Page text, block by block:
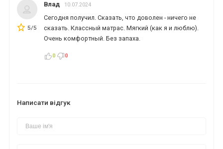
5/5
Влад 10.07.2024
Сегодня получил. Сказать, что доволен - ничего не
сказать. Классный матрас. Мягкий (как я и люблю).
Очень комфортный. Без запаха.
0 0
Написати відгук
*
*
*